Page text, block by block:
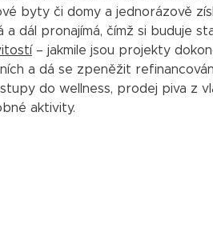
byty či domy a jednorázově
a dál pronajímá, čímž si buduje
– jakmile jsou projekty
a dá se zpeněžit
do wellness, prodej piva z
aktivity.